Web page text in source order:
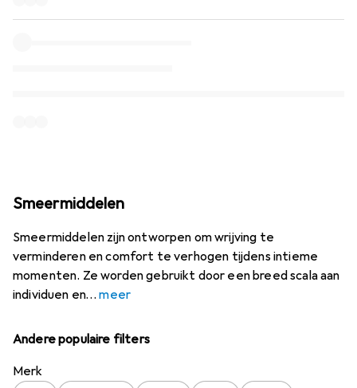
Smeermiddelen
Smeermiddelen zijn ontworpen om wrijving te
verminderen en comfort te verhogen tijdens intieme
momenten. Ze worden gebruikt door een breed scala aan
individuen en
meer
Andere populaire filters
Merk